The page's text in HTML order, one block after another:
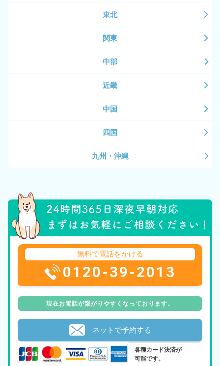
東北
関東
中部
近畿
中国
四国
九州・沖縄
無料で電話をかける
0120-39-2013
現在お電話が繋がりやすくなっております。
ネットで予約する
各種カード決済が
可能です。